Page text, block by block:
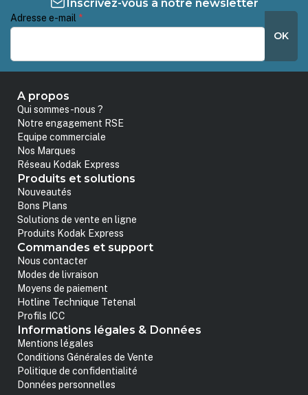
Adresse e-mail *
OK
A propos
Qui sommes-nous ?
Notre engagement RSE
Equipe commerciale
Nos Marques
Réseau Kodak Express
Produits et solutions
Nouveautés
Bons Plans
Solutions de vente en ligne
Produits Kodak Express
Commandes et support
Nous contacter
Modes de livraison
Moyens de paiement
Hotline Technique Tetenal
Profils ICC
Informations légales & Données
Mentions légales
Conditions Générales de Vente
Politique de confidentialité
Données personnelles